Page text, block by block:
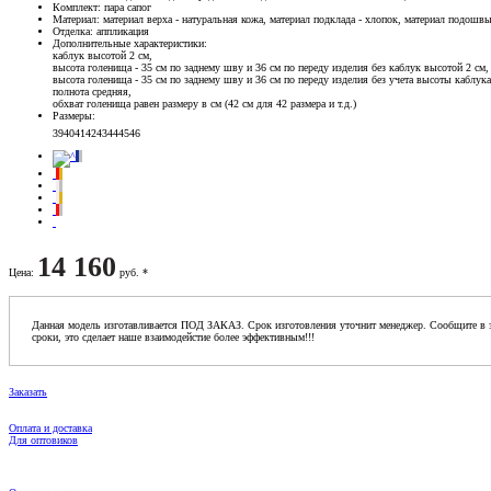
Комплект: пара сапог
Материал: материал верха - натуральная кожа, материал подклада - хлопок, материал
Отделка: аппликация
Дополнительные характеристики:
каблук высотой 2 см,
высота голенища - 35 см по заднему шву и 36 см по переду изделия без каблук высотой 2 см,
высота голенища - 35 см по заднему шву и 36 см по переду изделия без учета высоты каблука
полнота средняя,
обхват голенища равен размеру в см (42 см для 42 размера и т.д.)
Размеры:
3940414243444546
Цена: 14 160 руб. *
Данная модель изготавливается ПОД ЗАКАЗ. Срок изготовления уточнит менеджер. Сообщите в
сроки, это сделает наше взаимодейстие более эффективным!!!
Заказать
Оплата и доставка
Для оптовиков